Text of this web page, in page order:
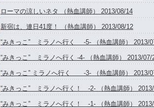
ローマの涼しいネタ （熱血講師） 2013/08/14
新宿は、連日41度！ （熱血講師） 2013/08/12
“みきっこ” ミラノへ行く -5- （熱血講師） 2013/
“みきっこ” ミラノへ行く -4- （熱血講師） 2013/07/
“みきっこ” ミラノへ行く -3- （熱血講師） 2013/
“みきっこ” ミラノへ行く！ -2- （熱血講師）
“みきっこ” ミラノへ行く！ -1- （熱血講師）